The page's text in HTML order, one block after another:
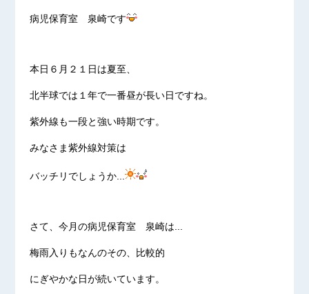
病児保育室 泉崎です
本日６月２１日は夏至、
北半球では１年で一番昼が長い日ですね。
紫外線も一段と強い時期です。
みなさま紫外線対策は
バッチリでしょうか...
さて、今月の病児保育室 泉崎は...
梅雨入りもなんのその、比較的
にぎやかな日が続いています。